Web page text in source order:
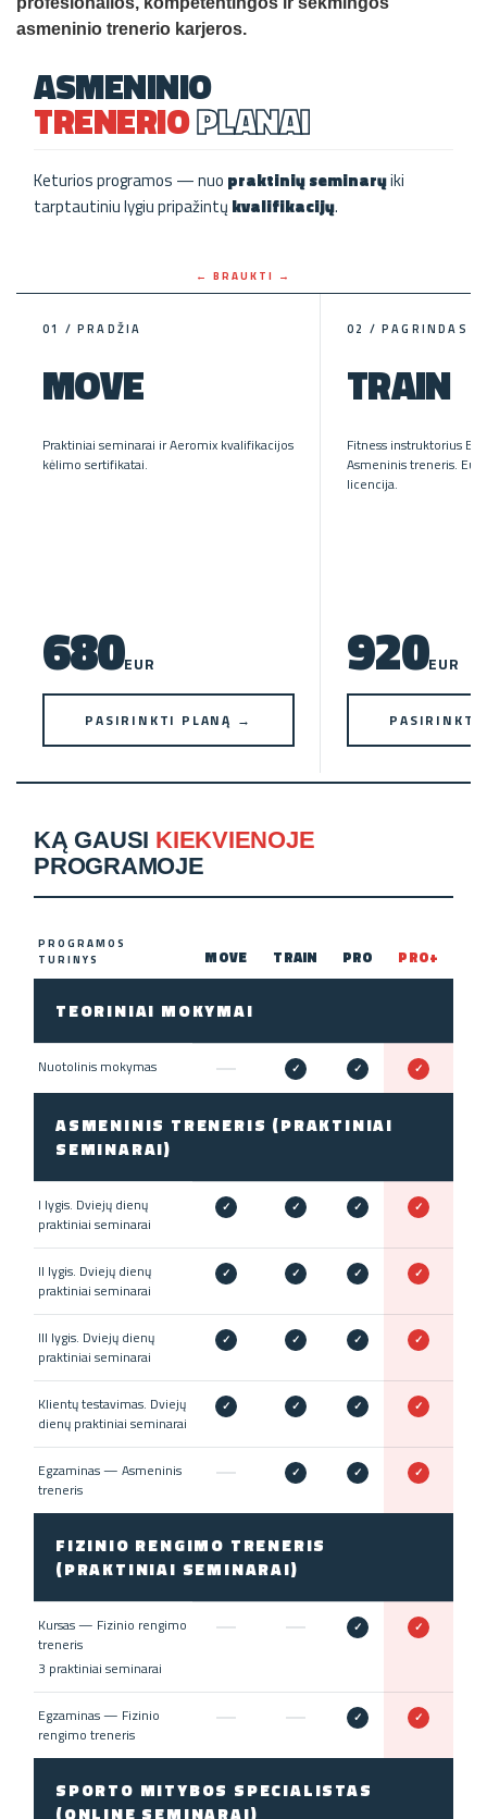
asmeninio trenerio karjeros.
ASMENINIO
TRENERIOPLANAI
Keturios programos — nuo praktinių seminarųiki
tarptautiniu lygiu pripažintų kvalifikacijų.
01 / PRADŽIA
MOVE
Praktiniai seminarai ir Aeromix kvalifikacijos
kėlimo sertifikatai.
680EUR
PASIRINKTI PLANĄ →
02 / PAGRINDAS
TRAIN
Fitness instruktorius
Asmeninis treneris.
licencija.
920EUR
KĄ GAUSI KIEKVIENOJE
PROGRAMOJE
PROGRAMOS
TURINYS
MOVE TRAIN PRO PRO+
TEORINIAI MOKYMAI
Nuotolinis mokymas ✓ ✓ ✓
ASMENINIS TRENERIS (PRAKTINIAI
SEMINARAI)
I lygis. Dviejų dienų
praktiniai seminarai
✓ ✓ ✓ ✓
II lygis. Dviejų dienų
praktiniai seminarai
✓ ✓ ✓ ✓
III lygis. Dviejų dienų
praktiniai seminarai
✓ ✓ ✓ ✓
Klientų testavimas. Dviejų
dienų praktiniai seminarai
✓ ✓ ✓ ✓
Egzaminas — Asmeninis
treneris
✓ ✓ ✓
FIZINIO RENGIMO TRENERIS
(PRAKTINIAI SEMINARAI)
Kursas — Fizinio rengimo
treneris
3 praktiniai seminarai
✓ ✓
Egzaminas — Fizinio
rengimo treneris
✓ ✓
SPORTO MITYBOS SPECIALISTAS